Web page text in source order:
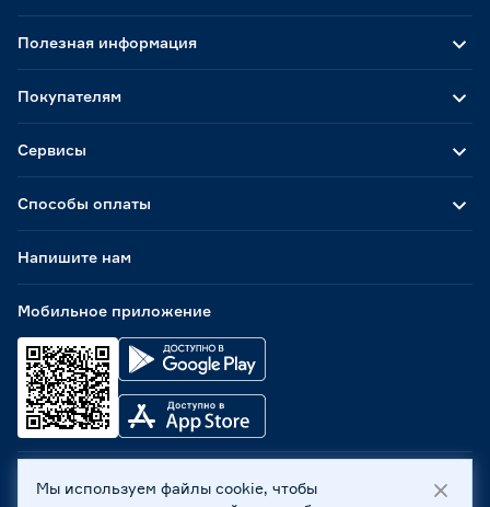
Способы оплаты
Мобильное приложение
Полезная информация
Покупателям
Сервисы
Напишите нам
ООО «Бауцентр Рус» 2004 -2026, 236029, г. Калининград,
Мы используем файлы cookie, чтобы